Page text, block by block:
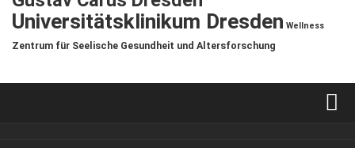
Universitätsklinikum Dresden Wellness
Zentrum für Seelische Gesundheit und Altersforschung